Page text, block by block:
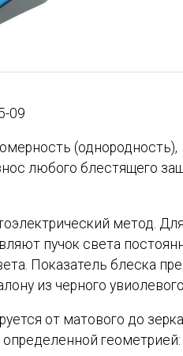
09
(однородность),
любого блестящего
метод. Для
пучок света
Показатель блеска
из черного увиолевого
от матового до
геометрией: